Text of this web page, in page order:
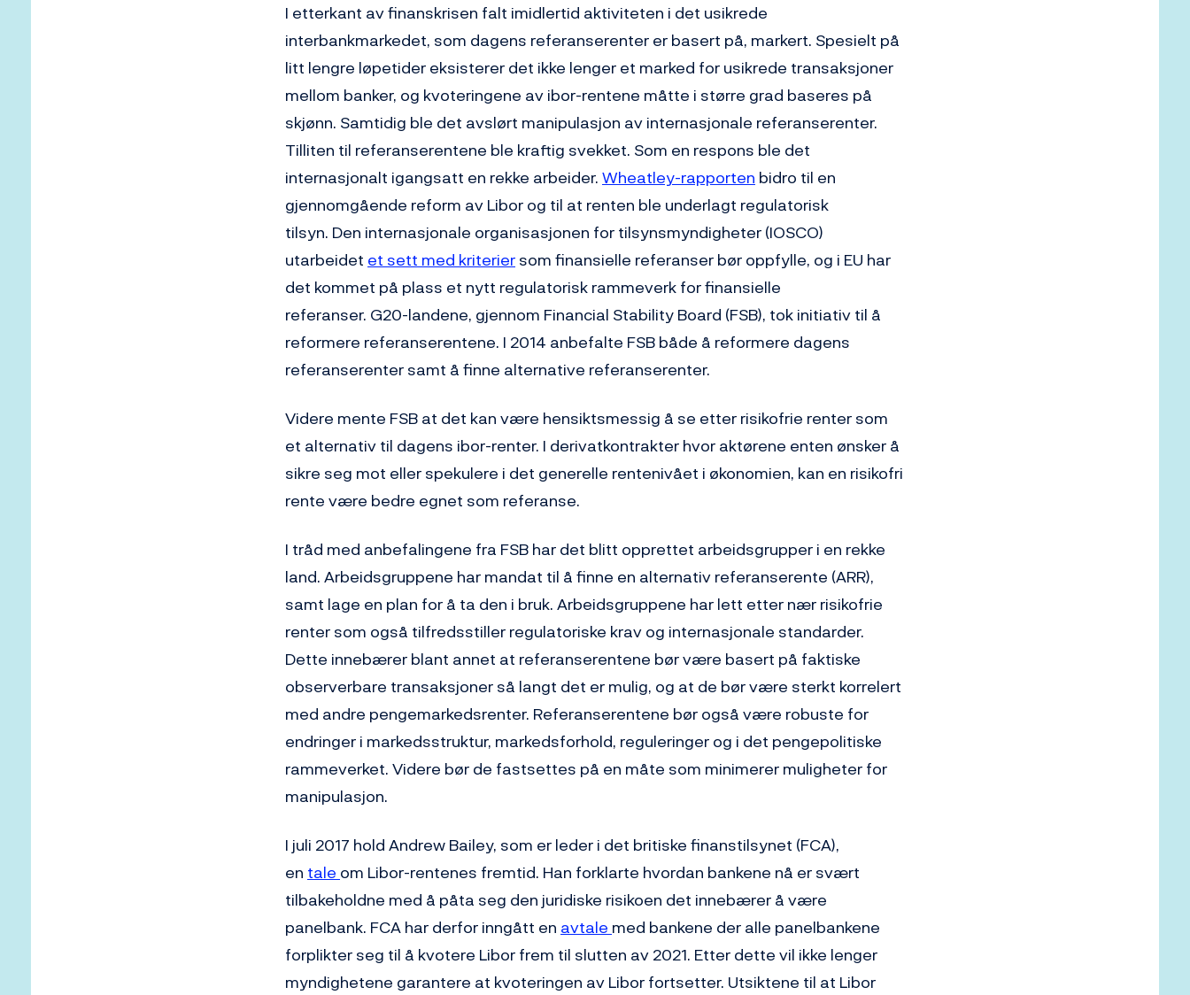
I etterkant av finanskrisen falt imidlertid aktiviteten i det usikrede
interbankmarkedet, som dagens referanserenter er basert på, markert. Spesielt på
litt lengre løpetider eksisterer det ikke lenger et marked for usikrede transaksjoner
mellom banker, og kvoteringene av ibor-rentene måtte i større grad baseres på
skjønn. Samtidig ble det avslørt manipulasjon av internasjonale referanserenter.
Tilliten til referanserentene ble kraftig svekket. Som en respons ble det
internasjonalt igangsatt en rekke arbeider.Wheatley-rapporten bidro til en
gjennomgående reform av Libor og til at renten ble underlagt regulatorisk
tilsyn. Den internasjonale organisasjonen for tilsynsmyndigheter (IOSCO)
utarbeidet et sett med kriteriersom finansielle referanser bør oppfylle, og i EU har
det kommet på plass et nytt regulatorisk rammeverk for finansielle
referanser. G20-landene, gjennom Financial Stability Board (FSB), tok initiativ til å
reformere referanserentene. I 2014 anbefalte FSB både å reformere dagens
referanserenter samt å finne alternative referanserenter.
Videre mente FSB at det kan være hensiktsmessig å se etter risikofrie renter som
et alternativ til dagens ibor-renter. I derivatkontrakter hvor aktørene enten ønsker å
sikre seg mot eller spekulere i det generelle rentenivået i økonomien, kan en risikofri
rente være bedre egnet som referanse.
I tråd med anbefalingene fra FSB har det blitt opprettet arbeidsgrupper i en rekke
land. Arbeidsgruppene har mandat til å finne en alternativ referanserente (ARR),
samt lage en plan for å ta den i bruk. Arbeidsgruppene har lett etter nær risikofrie
renter som også tilfredsstiller regulatoriske krav og internasjonale standarder.
Dette innebærer blant annet at referanserentene bør være basert på faktiske
observerbare transaksjoner så langt det er mulig, og at de bør være sterkt korrelert
med andre pengemarkedsrenter. Referanserentene bør også være robuste for
endringer i markedsstruktur, markedsforhold, reguleringer og i det pengepolitiske
rammeverket. Videre bør de fastsettes på en måte som minimerer muligheter for
manipulasjon.
I juli 2017 hold Andrew Bailey, som er leder i det britiske finanstilsynet (FCA),
en tale om Libor-rentenes fremtid. Han forklarte hvordan bankene nå er svært
tilbakeholdne med å påta seg den juridiske risikoen det innebærer å være
panelbank. FCA har derfor inngått en avtale med bankene der alle panelbankene
forplikter seg til å kvotere Libor frem til slutten av 2021. Etter dette vil ikke lenger
myndighetene garantere at kvoteringen av Libor fortsetter. Utsiktene til at Libor